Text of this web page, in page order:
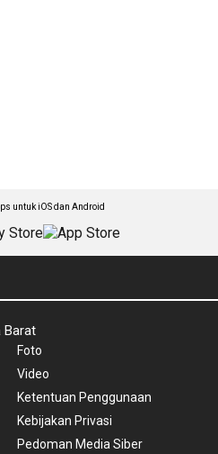
untuk iOS dan Android
Barat
Foto
Video
Ketentuan Penggunaan
Kebijakan Privasi
Pedoman Media Siber